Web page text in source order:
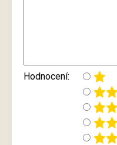
Hodnocení: